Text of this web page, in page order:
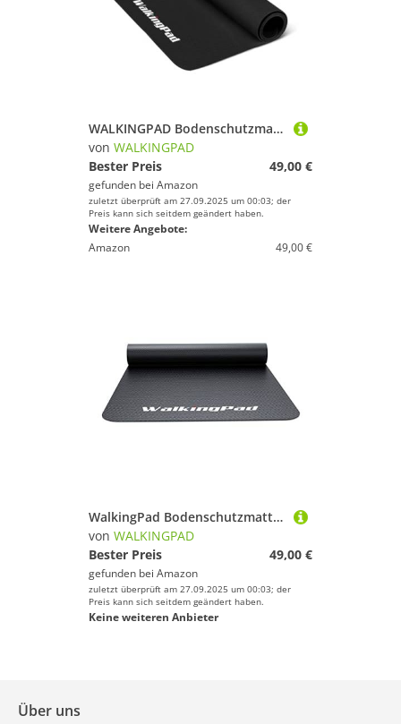
WALKINGPAD Bodenschutzmatte für Fitnessgeräte (3mm rutschfeste Multifunktionsmatte für Walking Pad Laufband, Heimtrainer, Crosstrainer, Rudergerät)
von WALKINGPAD
Bester Preis
49,00 €
gefunden bei Amazon
zuletzt überprüft am 27.09.2025 um 00:03; der
Preis kann sich seitdem geändert haben.
Weitere Angebote:
Amazon
49,00 €
WalkingPad Bodenschutzmatte für Fitnessgeräte, 3mm Rutschfeste Multifunktionsmatte für Walking Pad Laufband, Heimtrainer, Crosstrainer, Rudergerät
von WALKINGPAD
Bester Preis
49,00 €
gefunden bei Amazon
zuletzt überprüft am 27.09.2025 um 00:03; der
Preis kann sich seitdem geändert haben.
Keine weiteren Anbieter
Über uns